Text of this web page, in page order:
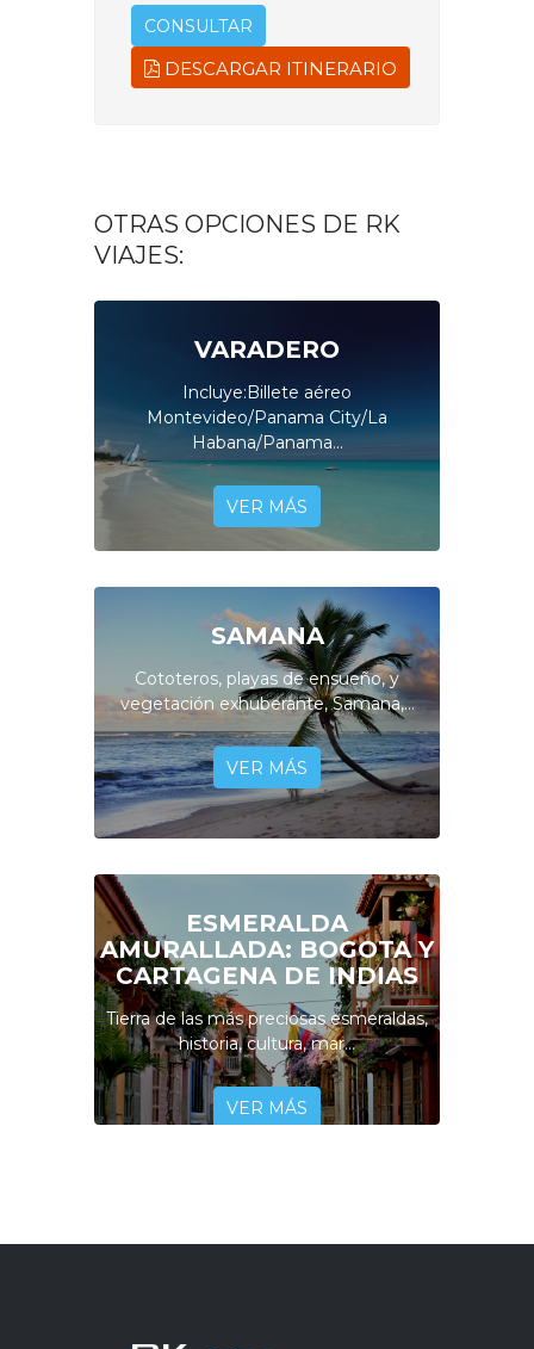
CONSULTAR
DESCARGAR ITINERARIO
OTRAS OPCIONES DE RK
VIAJES:
VARADERO
Incluye:Billete aéreo
Montevideo/Panama City/La
Habana/Panama...
VER MÁS
SAMANA
Cototeros, playas de ensueño, y
vegetación exhuberante, Samana,...
VER MÁS
ESMERALDA
AMURALLADA: BOGOTA Y
CARTAGENA DE INDIAS
Tierra de las más preciosas esmeraldas,
historia, cultura, mar...
VER MÁS